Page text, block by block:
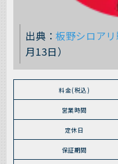
出典：板野シロア
月13日）
料金(税込)
営業時間
定休日
保証期間